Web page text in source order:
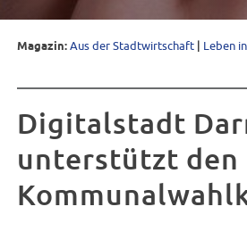
Magazin:Aus der Stadtwirtschaft Leben
Digitalstadt
unterstützt den